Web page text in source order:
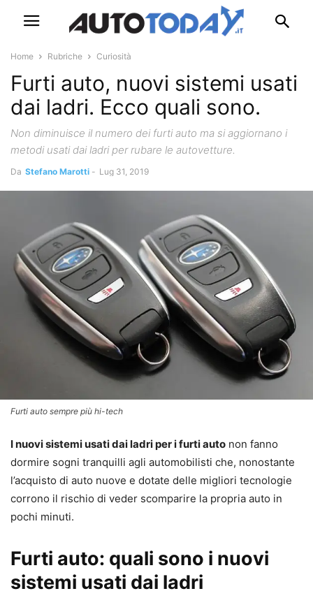
Home Rubriche Curiosità
Furti auto, nuovi sistemi usati
dai ladri. Ecco quali sono.
Non diminuisce il numero dei furti auto ma si aggiornano i
metodi usati dai ladri per rubare le autovetture.
Da Stefano Marotti - Lug 31, 2019
Furti auto sempre più hi-tech
I nuovi sistemi usati dai ladri per i furti auto non fanno
dormire sogni tranquilli agli automobilisti che, nonostante
l’acquisto di auto nuove e dotate delle migliori tecnologie
corrono il rischio di veder scomparire la propria auto in
pochi minuti.
Furti auto: quali sono i nuovi
sistemi usati dai ladri